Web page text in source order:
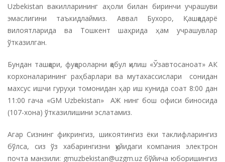
Uzbekistan вакилларининг аҳоли билан биринчи учрашуви
эмаслигини таъкидлаймиз. Аввал Бухоро, Қашқадарё
вилоятларида ва Тошкент шаҳрида ҳам учрашувлар
ўтказилган.
Бундан ташқари, фуқароларни қабул қилиш «Ўзавтосаноат» АК
корхоналарининг раҳбарлари ва мутахассислари сонидан
махсус ишчи гуруҳи томонидан ҳар иш кунида соат 8:00 дан
11:00 гача «GM Uzbekistan» АЖ нинг бош офиси биносида
(107-хона) ўтказилишини эслатамиз.
Агар Сизнинг фикрингиз, шикоятингиз ёки таклифларингиз
бўлса, сиз ўз хабарингизни қуйидаги компания электрон
почта манзили: gmuzbekistan@uzgm.uz бўйича юборишингиз